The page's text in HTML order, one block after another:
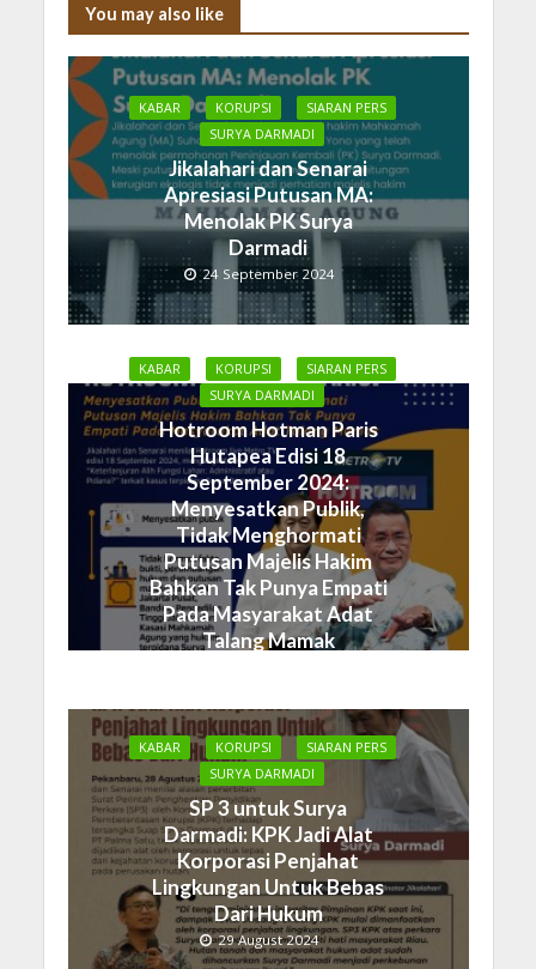
You may also like
KABAR KORUPSI
SIARAN PERS
SURYA DARMADI
Jikalahari dan Senarai
Apresiasi Putusan MA:
Menolak PK Surya
Darmadi
24 September 2024
KABAR KORUPSI
SIARAN PERS
SURYA DARMADI
Hotroom Hotman Paris
Hutapea Edisi 18
September 2024:
Menyesatkan Publik,
Tidak Menghormati
Putusan Majelis Hakim
Bahkan Tak Punya Empati
Pada Masyarakat Adat
Talang Mamak
KABAR KORUPSI
SIARAN PERS
SURYA DARMADI
SP 3 untuk Surya
Darmadi: KPK Jadi Alat
Korporasi Penjahat
Lingkungan Untuk Bebas
Dari Hukum
29 August 2024